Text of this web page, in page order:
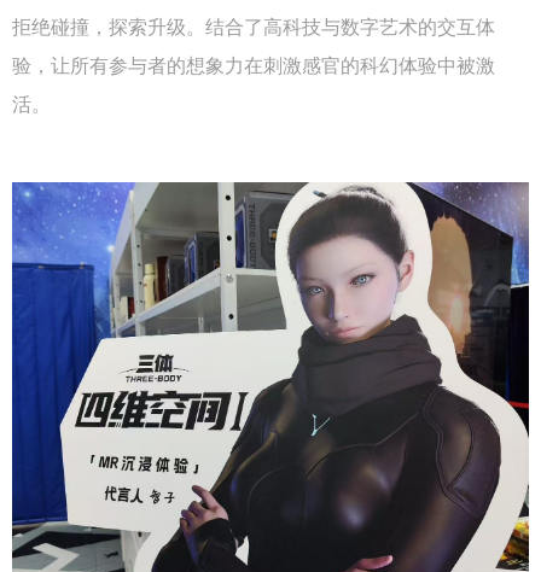
拒绝碰撞，探索升级。结合了高科技与数字艺术的交互体
验，让所有参与者的想象力在刺激感官的科幻体验中被激
活。